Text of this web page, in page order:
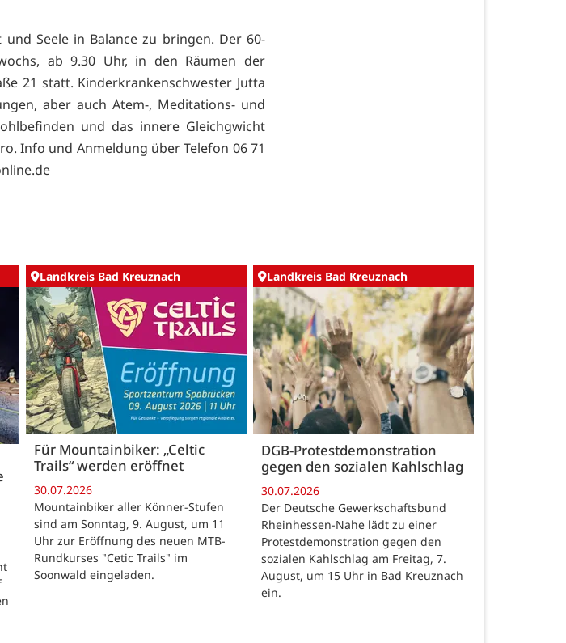
Seele in Balance zu bringen. Der 60-
ab 9.30 Uhr, in den Räumen der
21 statt. Kinderkrankenschwester Jutta
aber auch Atem-, Meditations- und
und das innere Gleichgwicht
Info und Anmeldung über Telefon 06 71
Landkreis Bad Kreuznach
Für Mountainbiker: „Celtic
Trails“ werden eröffnet
30.07.2026
Mountainbiker aller Könner-Stufen
sind am Sonntag, 9. August, um 11
Uhr zur Eröffnung des neuen MTB-
Rundkurses "Cetic Trails" im
Soonwald eingeladen.
Landkreis Bad Kreuznach
DGB-Protestdemonstration
gegen den sozialen Kahlschlag
30.07.2026
Der Deutsche Gewerkschaftsbund
Rheinhessen-Nahe lädt zu einer
Protestdemonstration gegen den
sozialen Kahlschlag am Freitag, 7.
August, um 15 Uhr in Bad Kreuznach
ein.